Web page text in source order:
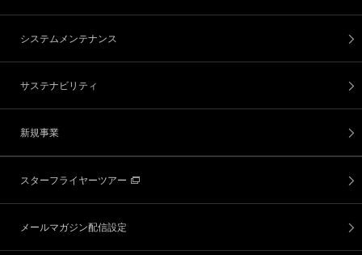
システムメンテナンス
サステナビリティ
新規事業
スターフライヤーツアー
メールマガジン配信設定